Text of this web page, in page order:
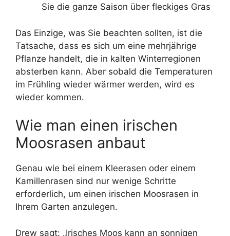
Sie die ganze Saison über fleckiges Gras
Das Einzige, was Sie beachten sollten, ist die
Tatsache, dass es sich um eine mehrjährige
Pflanze handelt, die in kalten Winterregionen
absterben kann. Aber sobald die Temperaturen
im Frühling wieder wärmer werden, wird es
wieder kommen.
Wie man einen irischen
Moosrasen anbaut
Genau wie bei einem Kleerasen oder einem
Kamillenrasen sind nur wenige Schritte
erforderlich, um einen irischen Moosrasen in
Ihrem Garten anzulegen.
Drew sagt: „Irisches Moos kann an sonnigen